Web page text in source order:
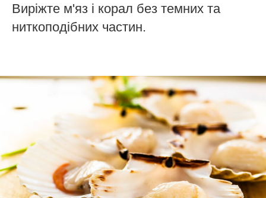
Виріжте м'яз і корал без темних та
ниткоподібних частин.